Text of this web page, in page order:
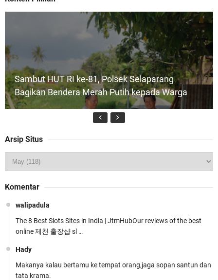
Sambut HUT RI ke-81, Polsek Selaparang
Bagikan Bendera Merah Putih kepada Warga
Hadapi Tantangan Kamtibmas
Tim URC Polres Lombok Timur Ringkus Pelaku
Arsip Situs
Komentar
walipadula
The 8 Best Slots Sites in India | JtmHubOur reviews of the best
online 제천 출장샵 sl …
Hady
Makanya kalau bertamu ke tempat orang,jaga sopan santun dan
tata krama.